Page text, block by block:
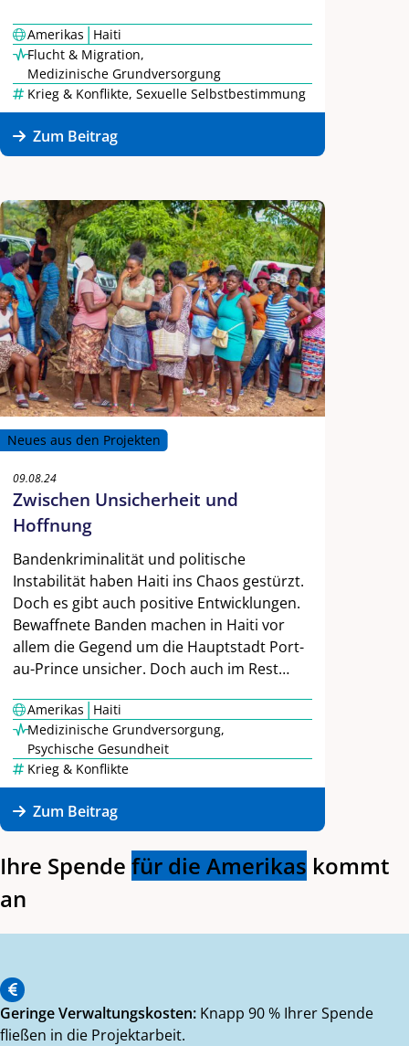
Amerikas|Haiti
Flucht & Migration,
Medizinische Grundversorgung
Krieg & Konflikte,Sexuelle Selbstbestimmung
Zum Beitrag
Neues aus den Projekten
09.08.24
Zwischen Unsicherheit und
Hoffnung
Bandenkriminalität und politische
Instabilität haben Haiti ins Chaos gestürzt.
Doch es gibt auch positive Entwicklungen.
Bewaffnete Banden machen in Haiti vor
allem die Gegend um die Hauptstadt Port-
au-Prince unsicher. Doch auch im Rest…
Amerikas|Haiti
Medizinische Grundversorgung,
Psychische Gesundheit
Krieg & Konflikte
Zum Beitrag
Ihre Spende für die Amerikas kommt
an
Geringe Verwaltungskosten: Knapp 90 % Ihrer Spende
fließen in die Projektarbeit.